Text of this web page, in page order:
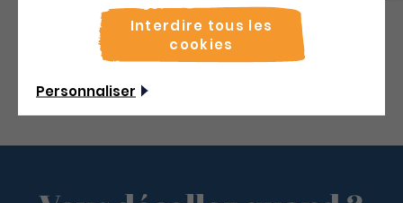
Découvrir
Interdire tous les
cookies
Personnaliser